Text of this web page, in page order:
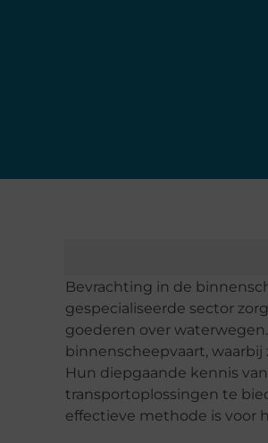
Bevrachting in de
gespecialiseerde sector
goederen over
binnenscheepvaart,
Hun diepgaande kennis
transportoplossingen te
effectieve methode is voor